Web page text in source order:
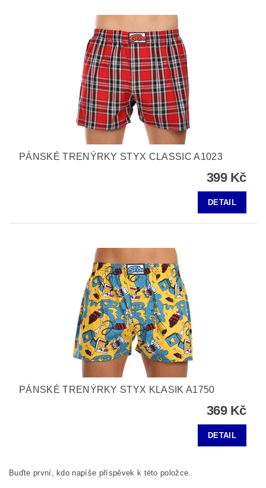
PÁNSKÉ TRENÝRKY STYX CLASSIC A1023
399 Kč
DETAIL
PÁNSKÉ TRENÝRKY STYX KLASIK A1750
369 Kč
DETAIL
Buďte první, kdo napíše příspěvek k této položce.